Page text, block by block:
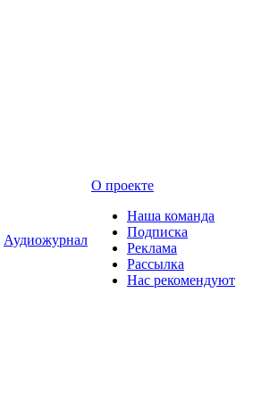
Аудиожурнал
О проекте
Наша команда
Подписка
Реклама
Рассылка
Нас рекомендуют